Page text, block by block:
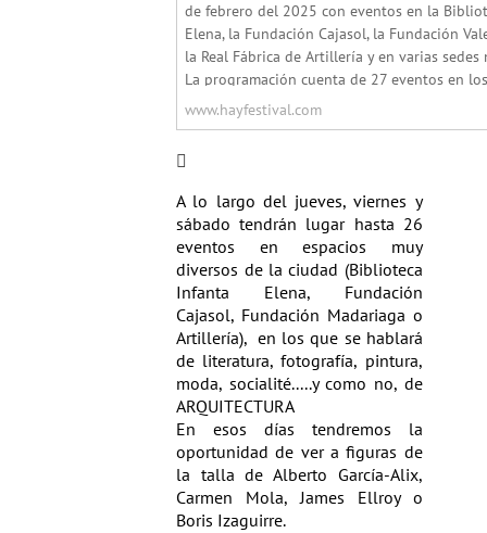
de febrero del 2025 con eventos en la
Elena, la Fundación Cajasol, la Fundación
la Real Fábrica de Artillería y en varias sedes
La programación cuenta de 27 eventos en
literatura, arquitectura, periodismo y más
www.hayfestival.com

A lo largo del jueves, viernes y
sábado tendrán lugar hasta 26
eventos en espacios muy
diversos de la ciudad (Biblioteca
Infanta Elena, Fundación
Cajasol, Fundación Madariaga o
Artillería), en los que se hablará
de literatura, fotografía, pintura,
moda, socialité.....y como no, de
ARQUITECTURA
En esos días tendremos la
oportunidad de ver a figuras de
la talla de Alberto García-Alix,
Carmen Mola, James Ellroy o
Boris Izaguirre.